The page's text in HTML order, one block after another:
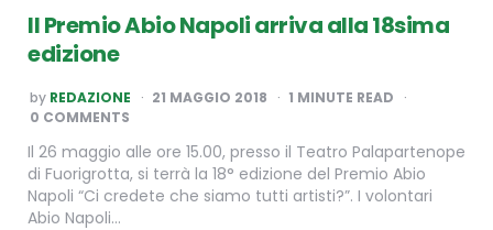
Il Premio Abio Napoli arriva alla 18sima
edizione
POSTED
BY
by REDAZIONE 21 MAGGIO 2018 1 MINUTE READ
0 COMMENTS
Il 26 maggio alle ore 15.00, presso il Teatro Palapartenope
di Fuorigrotta, si terrà la 18° edizione del Premio Abio
Napoli “Ci credete che siamo tutti artisti?”. I volontari
Abio Napoli…